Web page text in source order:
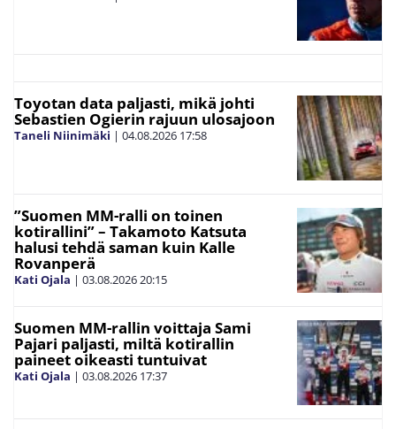
Toyotan data paljasti, mikä johti
Sebastien Ogierin rajuun ulosajoon
Taneli Niinimäki | 04.08.2026 17:58
”Suomen MM-ralli on toinen
kotirallini” – Takamoto Katsuta
halusi tehdä saman kuin Kalle
Rovanperä
Kati Ojala | 03.08.202620:15
Suomen MM-rallin voittaja Sami
Pajari paljasti, miltä kotirallin
paineet oikeasti tuntuivat
Kati Ojala | 03.08.2026 17:37